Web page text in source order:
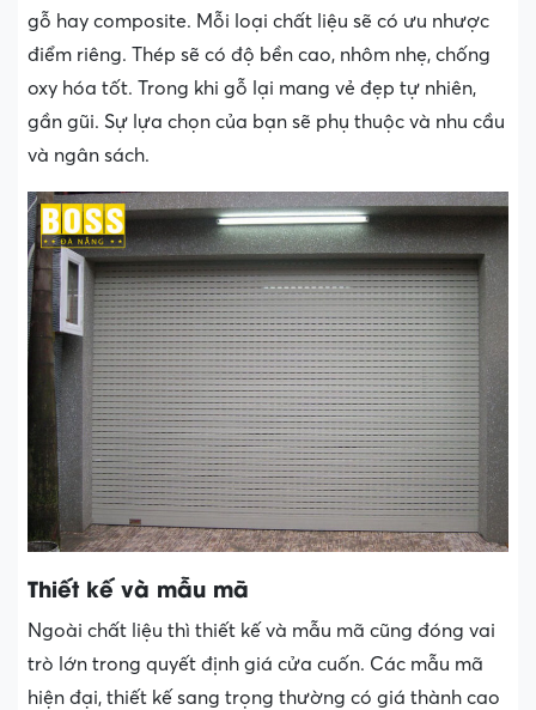
gỗ hay composite. Mỗi loại chất liệu sẽ có ưu nhược
điểm riêng. Thép sẽ có độ bền cao, nhôm nhẹ, chống
oxy hóa tốt. Trong khi gỗ lại mang vẻ đẹp tự nhiên,
gần gũi. Sự lựa chọn của bạn sẽ phụ thuộc và nhu cầu
và ngân sách.
Thiết kế và mẫu mã
Ngoài chất liệu thì thiết kế và mẫu mã cũng đóng vai
trò lớn trong quyết định giá cửa cuốn. Các mẫu mã
hiện đại, thiết kế sang trọng thường có giá thành cao